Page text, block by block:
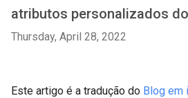
atributos personalizados
Thursday, April 28, 2022
Este artigo é a tradução do Blog em